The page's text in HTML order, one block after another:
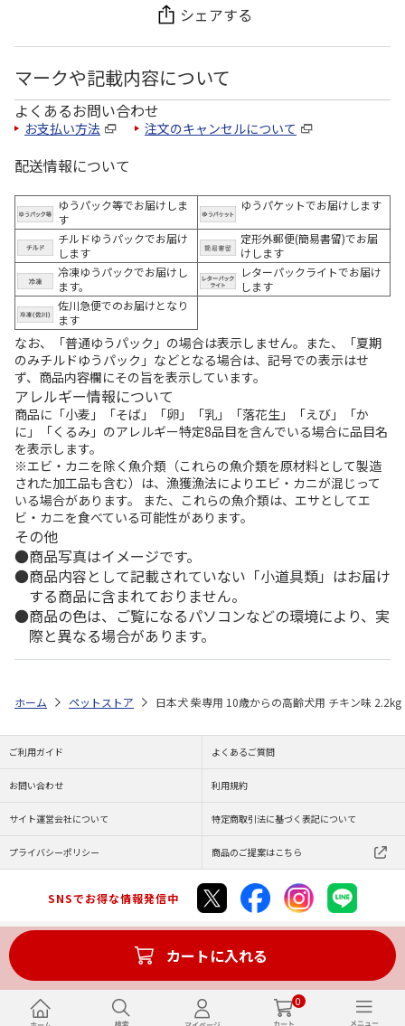
0
シェアする
マークや記載内容について
よくあるお問い合わせ
お支払い方法 注文のキャンセルについて
配送情報について
ゆうパック等でお届けしま
す
ゆうパケットでお届けします
チルドゆうパックでお届け
します
定形外郵便(簡易書留)でお届
けします
冷凍ゆうパックでお届けし
ます。
レターパックライトでお届け
します
佐川急便でのお届けとなり
ます
なお、「普通ゆうパック」の場合は表示しません。また、「夏期
のみチルドゆうパック」などとなる場合は、記号での表示はせ
ず、商品内容欄にその旨を表示しています。
アレルギー情報について
商品に「小麦」「そば」「卵」「乳」「落花生」「えび」「か
に」「くるみ」のアレルギー特定8品目を含んでいる場合に品目名
を表示します。
※エビ・カニを除く魚介類（これらの魚介類を原材料として製造
された加工品も含む）は、漁獲漁法によりエビ・カニが混じって
いる場合があります。 また、これらの魚介類は、エサとしてエ
ビ・カニを食べている可能性があります。
その他
商品写真はイメージです。
商品内容として記載されていない「小道具類」はお届け
する商品に含まれておりません。
商品の色は、ご覧になるパソコンなどの環境により、実
際と異なる場合があります。
カートに入れる
ホーム ペットストア 日本犬 柴専用 10歳からの高齢犬用 チキン味 2.2kg
ご利用ガイド よくあるご質問
お問い合わせ 利用規約
サイト運営会社について 特定商取引法に基づく表記について
プライバシーポリシー 商品のご提案はこちら
SNSでお得な情報発信中